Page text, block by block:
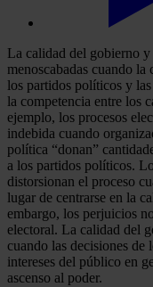
La calidad del gobierno
menoscabadas cuando
los partidos políticos y
la competencia entre los
ejemplo, los procesos
indebida cuando
política “donan”
a los partidos políticos.
distorsionan el proceso
lugar de centrarse en la
embargo, los perjuicios
electoral. La calidad del
cuando las decisiones
intereses del público en
ascenso al poder.